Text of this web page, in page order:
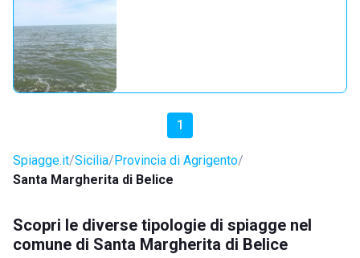
1
Spiagge.it Sicilia Provincia di Agrigento
Santa Margherita di Belice
Scopri le diverse tipologie di spiagge nel
comune di Santa Margherita di Belice